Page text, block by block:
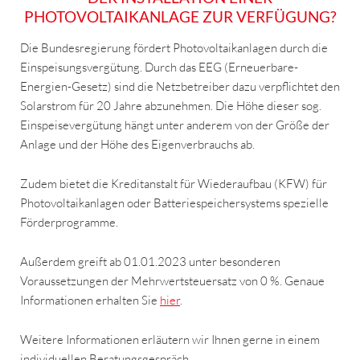
PHOTOVOLTAIKANLAGE ZUR VERFÜGUNG?
Die Bundesregierung fördert Photovoltaikanlagen durch die
Einspeisungsvergütung. Durch das EEG (Erneuerbare-
Energien-Gesetz) sind die Netzbetreiber dazu verpflichtet den
Solarstrom für 20 Jahre abzunehmen. Die Höhe dieser sog.
Einspeisevergütung hängt unter anderem von der Größe der
Anlage und der Höhe des Eigenverbrauchs ab.
Zudem bietet die Kreditanstalt für Wiederaufbau (KFW) für
Photovoltaikanlagen oder Batteriespeichersystems spezielle
Förderprogramme.
Außerdem greift ab 01.01.2023 unter besonderen
Voraussetzungen der Mehrwertsteuersatz von 0 %. Genaue
Informationen erhalten Sie hier.
Weitere Informationen erläutern wir Ihnen gerne in einem